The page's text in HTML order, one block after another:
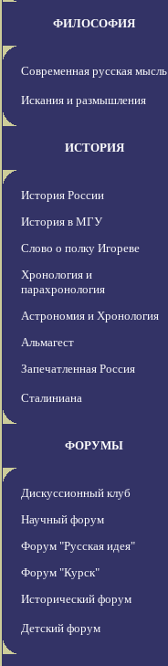
ФИЛОСОФИЯ
Современная русская мысль
Искания и размышления
ИСТОРИЯ
История России
История в МГУ
Слово о полку Игореве
Хронология и
парахронология
Астрономия и Хронология
Альмагест
Запечатленная Россия
Сталиниана
ФОРУМЫ
Дискуссионный клуб
Научный форум
Форум "Русская идея"
Форум "Курск"
Исторический форум
Детский форум